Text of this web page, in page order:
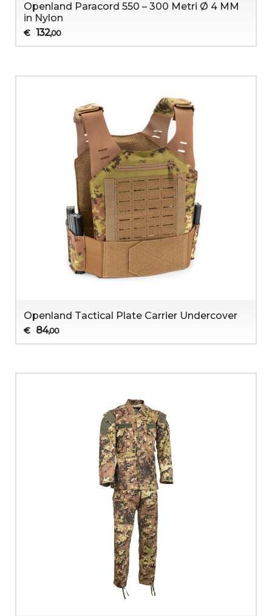
Openland Paracord 550 – 300 Metri Ø 4 MM
in Nylon
€ 132,00
Openland Tactical Plate Carrier Undercover
€ 84,00